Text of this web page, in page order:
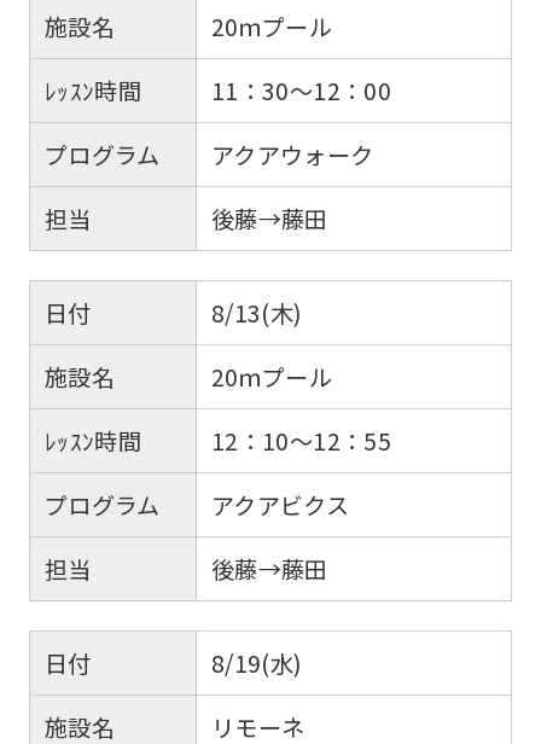
施設名
20ｍプール
ﾚｯｽﾝ時間
11：30～12：00
プログラム
アクアウォーク
担当
後藤→藤田
日付
8/13(木)
施設名
20ｍプール
ﾚｯｽﾝ時間
12：10～12：55
プログラム
アクアビクス
担当
後藤→藤田
日付
8/19(水)
施設名
リモーネ